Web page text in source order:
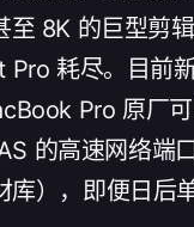
8K 的巨型剪
耗尽。目
Pro 原厂
的高速网络
），即便日后